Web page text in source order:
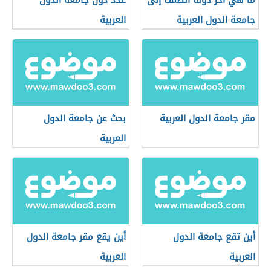
جامعة الدول العربية
العربية
مقر جامعة الدول العربية
بحث عن جامعة الدول
العربية
أين تقع جامعة الدول
العربية
أين يقع مقر جامعة الدول
العربية